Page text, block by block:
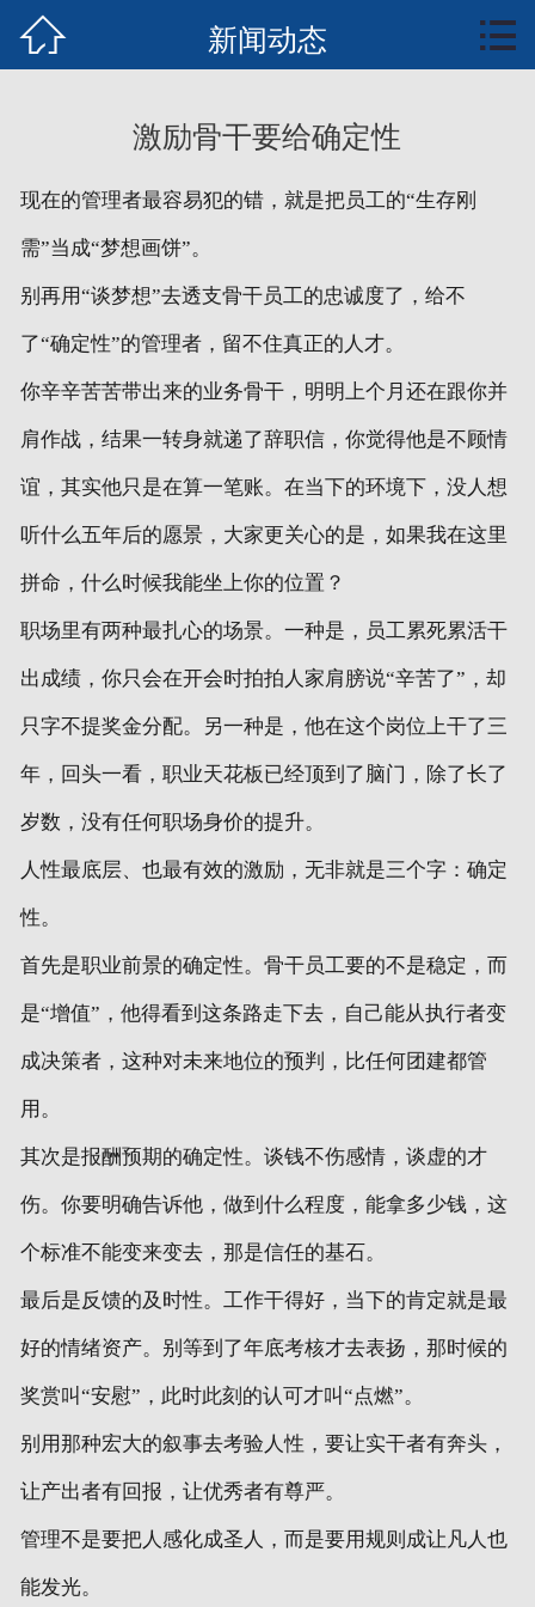
知识中心
案例培训
管理核能概要
全案书下载
 新闻动态 
激励骨干要给确定性
现在的管理者最容易犯的错，就是把员工的“生存刚
需”当成“梦想画饼”。
别再用“谈梦想”去透支骨干员工的忠诚度了，给不
了“确定性”的管理者，留不住真正的人才。
你辛辛苦苦带出来的业务骨干，明明上个月还在跟你并
肩作战，结果一转身就递了辞职信，你觉得他是不顾情
谊，其实他只是在算一笔账。在当下的环境下，没人想
听什么五年后的愿景，大家更关心的是，如果我在这里
拼命，什么时候我能坐上你的位置？
职场里有两种最扎心的场景。一种是，员工累死累活干
出成绩，你只会在开会时拍拍人家肩膀说“辛苦了”，却
只字不提奖金分配。另一种是，他在这个岗位上干了三
年，回头一看，职业天花板已经顶到了脑门，除了长了
岁数，没有任何职场身价的提升。
人性最底层、也最有效的激励，无非就是三个字：确定
性。
首先是职业前景的确定性。骨干员工要的不是稳定，而
是“增值”，他得看到这条路走下去，自己能从执行者变
成决策者，这种对未来地位的预判，比任何团建都管
用。
其次是报酬预期的确定性。谈钱不伤感情，谈虚的才
伤。你要明确告诉他，做到什么程度，能拿多少钱，这
个标准不能变来变去，那是信任的基石。
最后是反馈的及时性。工作干得好，当下的肯定就是最
好的情绪资产。别等到了年底考核才去表扬，那时候的
奖赏叫“安慰”，此时此刻的认可才叫“点燃”。
别用那种宏大的叙事去考验人性，要让实干者有奔头，
让产出者有回报，让优秀者有尊严。
管理不是要把人感化成圣人，而是要用规则成让凡人也
能发光。